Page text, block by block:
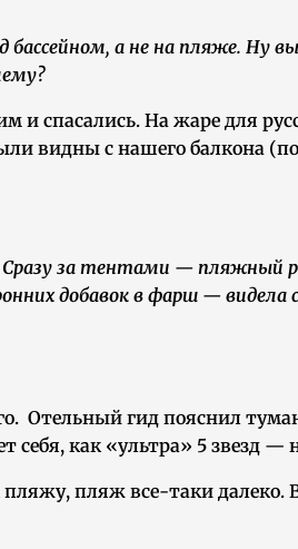
а не на пляже. Ну
и спасались. На жаре для
видны с нашего балкона
за тентами — пляжный
добавок в фарш —
Отельный гид пояснил
как «ультра» 5 звезд —
пляж все-таки далеко.